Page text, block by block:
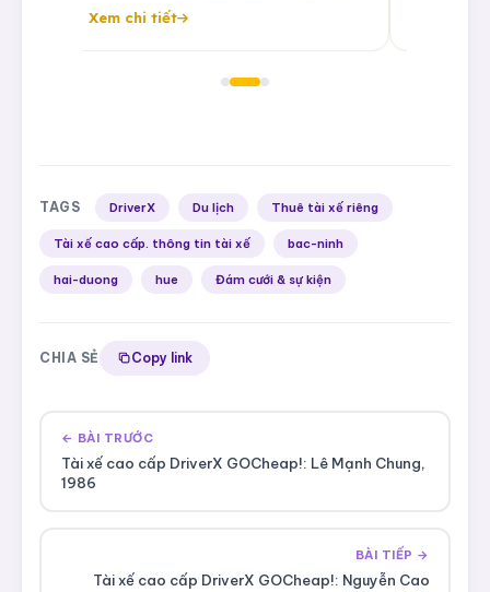
chuyên gia Hàn Quốc.
Xem chi tiết
TAGS DriverX Du lịch Thuê tài xế riêng
Tài xế cao cấp. thông tin tài xế bac-ninh
hai-duong hue Đám cưới & sự kiện
CHIA SẺ Copy link
← BÀI TRƯỚC
Tài xế cao cấp DriverX GOCheap!: Lê Mạnh Chung,
1986
BÀI TIẾP →
Tài xế cao cấp DriverX GOCheap!: Nguyễn Cao